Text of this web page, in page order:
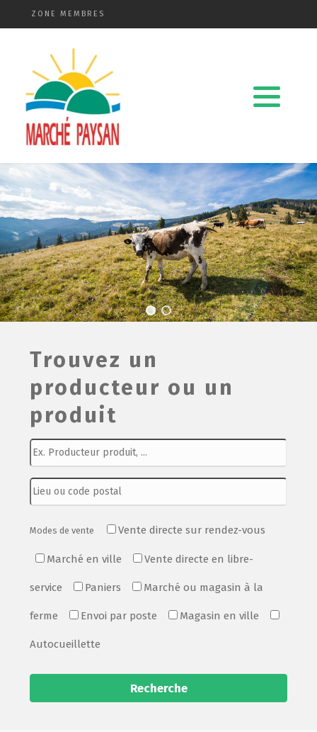
ZONE MEMBRES
Trouvez un
producteur ou un
produit
Modes de vente Vente directe sur rendez-vous
Marché en ville Vente directe en libre-
service Paniers Marché ou magasin à la
ferme Envoi par poste Magasin en ville
Autocueillette
Recherche
Qui sommes-nous ?
La charte
Le comité
Le matériel membres
Devenir membre
Revue de presse
Guide de la vente directe
Film de présentation
Fête Marché Paysan